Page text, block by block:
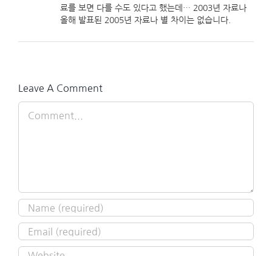
료를 보면 다를 수도 있다고 했는데… 2003년 자료나
올해 발표된 2005년 자료나 별 차이는 없습니다.
Leave A Comment